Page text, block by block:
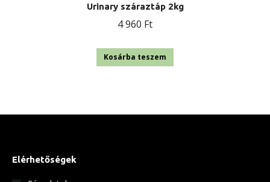
Urinary száraztáp 2kg
4 960 Ft
Kosárba teszem
Elérhetőségek